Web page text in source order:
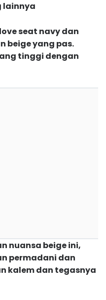
lainnya
seat navy dan
beige yang pas.
tinggi dengan
nuansa beige ini,
permadani dan
kalem dan tegasnya